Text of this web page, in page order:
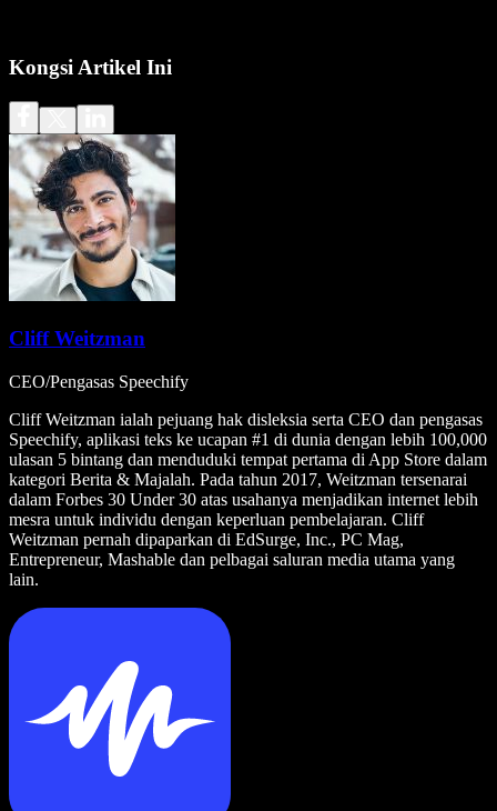
Kongsi Artikel Ini
Cliff Weitzman
CEO/Pengasas Speechify
Cliff Weitzman ialah pejuang hak disleksia serta CEO dan pengasas
Speechify, aplikasi teks ke ucapan #1 di dunia dengan lebih 100,000
ulasan 5 bintang dan menduduki tempat pertama di App Store dalam
kategori Berita & Majalah. Pada tahun 2017, Weitzman tersenarai
dalam Forbes 30 Under 30 atas usahanya menjadikan internet lebih
mesra untuk individu dengan keperluan pembelajaran. Cliff
Weitzman pernah dipaparkan di EdSurge, Inc., PC Mag,
Entrepreneur, Mashable dan pelbagai saluran media utama yang
lain.